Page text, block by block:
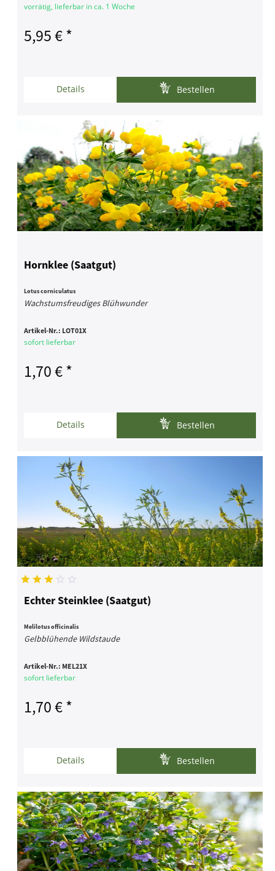
vorrätig, lieferbar in ca. 1 Woche
5,95 € *
Details Bestellen
Hornklee (Saatgut)
Lotus corniculatus
Wachstumsfreudiges Blühwunder
Artikel-Nr.: LOT01X
sofort lieferbar
1,70 € *
Details Bestellen
Echter Steinklee (Saatgut)
Melilotus officinalis
Gelbblühende Wildstaude
Artikel-Nr.: MEL21X
sofort lieferbar
1,70 € *
Details Bestellen